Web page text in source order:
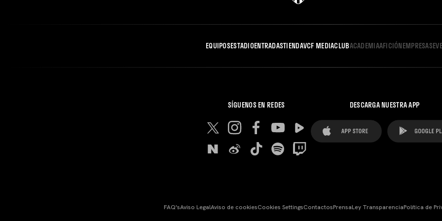
EQUIPOSESTADIOENTRADASTIENDAVCF MEDIACLUBACADEMIAAFICIÓNEMPRESAS
SÍGUENOS EN REDES DESCARGA NUESTRA APP
FAQ'sAviso LegalAviso de cookiesCookies SettingsContactosPrensaLey TransparenciaPolítica de